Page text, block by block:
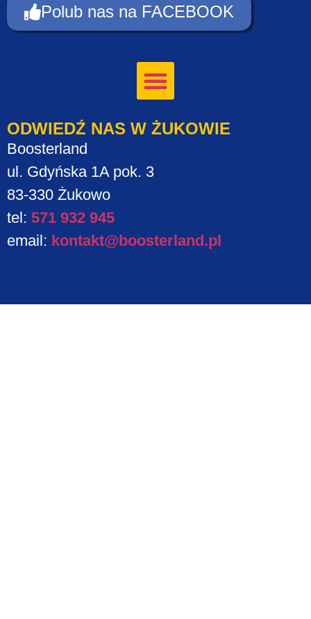
Polub nas na FACEBOOK
ODWIEDŹ NAS W ŻUKOWIE
Boosterland
ul. Gdyńska 1A pok. 3
83-330 Żukowo
tel: 571 932 945
email: kontakt@boosterland.pl